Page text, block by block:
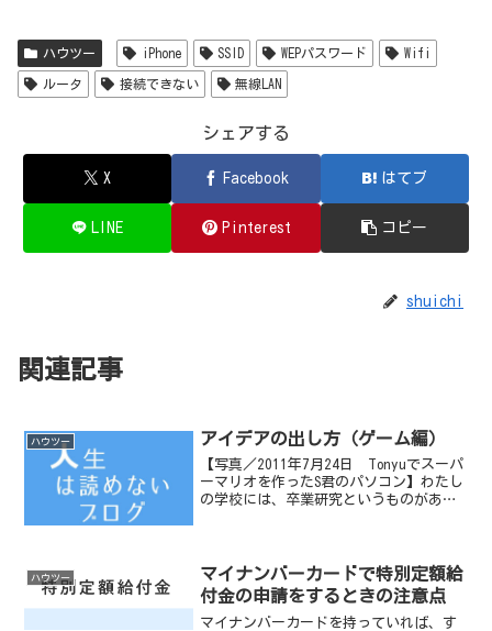
ハウツー iPhone SSID WEPパスワード Wifi
ルータ 接続できない 無線LAN
シェアする
X Facebook はてブ
LINE Pinterest コピー
shuichi
関連記事
ハウツー アイデアの出し方（ゲーム編）
【写真／2011年7月24日 Tonyuでスーパ
ーマリオを作ったS君のパソコン】わたし
の学校には、卒業研究というものがあ
番時間がか...
ハウツー
マイナンバーカードで特別定額給
付金の申請をするときの注意点
マイナンバーカードを持っていれば、す